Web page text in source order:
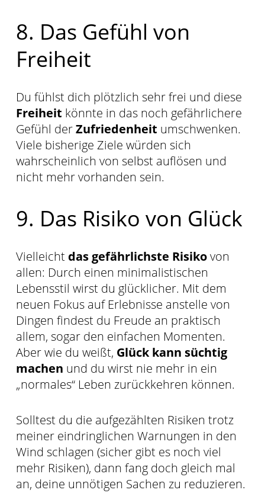
8. Das Gefühl von
Freiheit
Du fühlst dich plötzlich sehr frei und diese
Freiheit könnte in das noch gefährlichere
Gefühl derZufriedenheit umschwenken.
Viele bisherige Ziele würden sich
wahrscheinlich von selbst auflösen und
nicht mehr vorhanden sein.
9. Das Risiko von Glück
Vielleicht das gefährlichste Risikovon
allen: Durch einen minimalistischen
Lebensstil wirst du glücklicher. Mit dem
neuen Fokus auf Erlebnisse anstelle von
Dingen findest du Freude an praktisch
allem, sogar den einfachen Momenten.
Aber wie du weißt, Glück kann süchtig
machen und du wirst nie mehr in ein
„normales“ Leben zurückkehren können.
Solltest du die aufgezählten Risiken trotz
meiner eindringlichen Warnungen in den
Wind schlagen (sicher gibt es noch viel
mehr Risiken), dann fang doch gleich mal
an, deine unnötigen Sachen zu reduzieren.